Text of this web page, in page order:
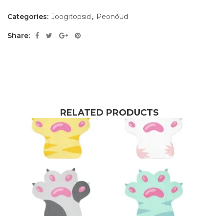
Categories: Joogitopsid , Peonõud
Share:
RELATED PRODUCTS